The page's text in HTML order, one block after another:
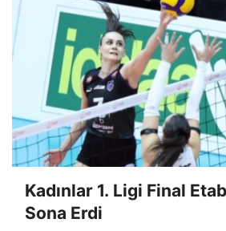
Kadınlar 1. Ligi Final
Sona Erdi